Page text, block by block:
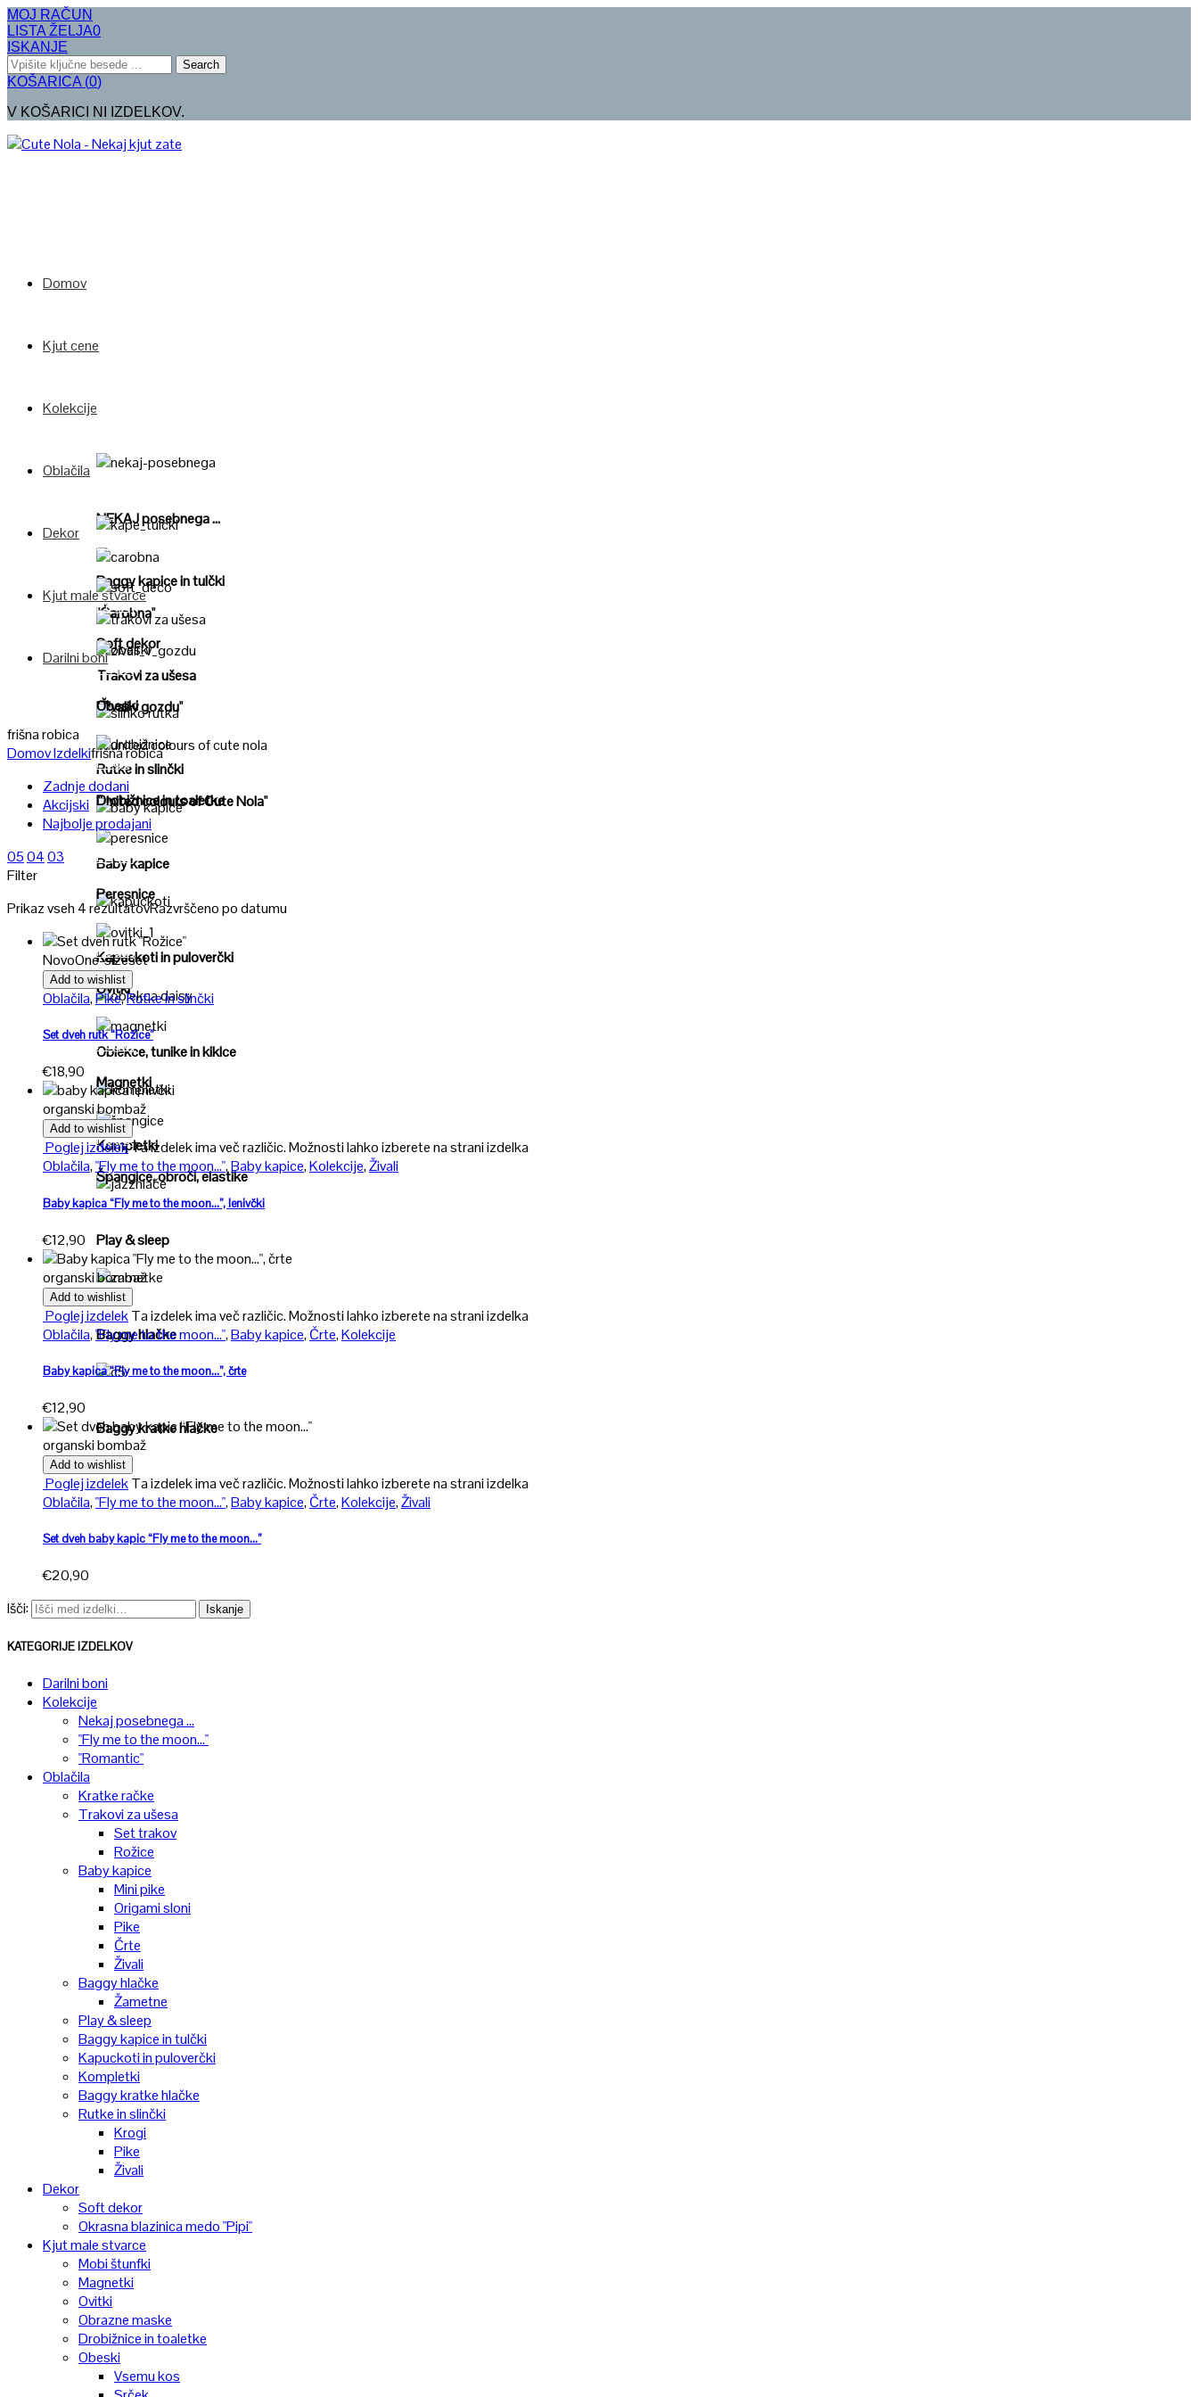
MOJ RAČUN
LISTA ŽELJA0
ISKANJE
Search
KOŠARICA (0)
V KOŠARICI NI IZDELKOV.
Domov
Kjut cene
Kolekcije
NEKAJ posebnega ...
Poglej
"Čarobna"
Poglej
"Živali v gozdu"
Poglej
"United colours of Cute Nola"
Oblačila
Poglej
Baggy kapice in tulčki
Poglej
Trakovi za ušesa
Poglej
Rutke in slinčki
Poglej
Baby kapice
Poglej
Kapuckoti in puloverčki
Poglej
Oblekce, tunike in kiklce
Poglej
Kompletki
Poglej
Play & sleep
Poglej
Baggy hlačke
Baggy kratke hlačke
Dekor
Poglej
Soft dekor
Kjut male stvarce
Poglej
Obeski
Poglej
Drobižnice in toaletke
Poglej
Peresnice
Poglej
Ovitki
Poglej
Magnetki
Poglej
Špangice, obroči, elastike
Darilni boni
frišna robica
DomovIzdelkifrišna robica
Zadnje dodani
Akcijski
Najbolje prodajani
050403
Filter
Prikaz vseh 4 rezultatovRazvrščeno po datumu
NovoOne-sizeset
Add to wishlist
Oblačila,Pike,Rutke in slinčki
Set dveh rutk “Rožice”
€18,90
organski bombaž
Add to wishlist
Poglej izdelekTa izdelek ima več različic. Možnosti lahko izberete na strani izdelka
Oblačila,"Fly me to the moon...",Baby kapice,Kolekcije,Živali
Baby kapica “Fly me to the moon…”, lenivčki
€12,90
organski bombaž
Add to wishlist
Poglej izdelekTa izdelek ima več različic. Možnosti lahko izberete na strani izdelka
Oblačila,"Fly me to the moon...",Baby kapice, Črte,Kolekcije
Baby kapica “Fly me to the moon…”, črte
€12,90
organski bombaž
Add to wishlist
Poglej izdelekTa izdelek ima več različic. Možnosti lahko izberete na strani izdelka
Oblačila,"Fly me to the moon...",Baby kapice, Črte,Kolekcije,Živali
Set dveh baby kapic “Fly me to the moon…”
€20,90
Išči:
Iskanje
KATEGORIJE IZDELKOV
Darilni boni
Kolekcije
Nekaj posebnega ...
"Fly me to the moon..."
"Romantic"
Oblačila
Kratke račke
Trakovi za ušesa
Set trakov
Rožice
Baby kapice
Mini pike
Origami sloni
Pike
Črte
Živali
Baggy hlačke
Žametne
Play & sleep
Baggy kapice in tulčki
Kapuckoti in puloverčki
Kompletki
Baggy kratke hlačke
Rutke in slinčki
Krogi
Pike
Živali
Dekor
Soft dekor
Okrasna blazinica medo "Pipi"
Kjut male stvarce
Mobi štunfki
Magnetki
Ovitki
Obrazne maske
Drobižnice in toaletke
Obeski
Vsemu kos